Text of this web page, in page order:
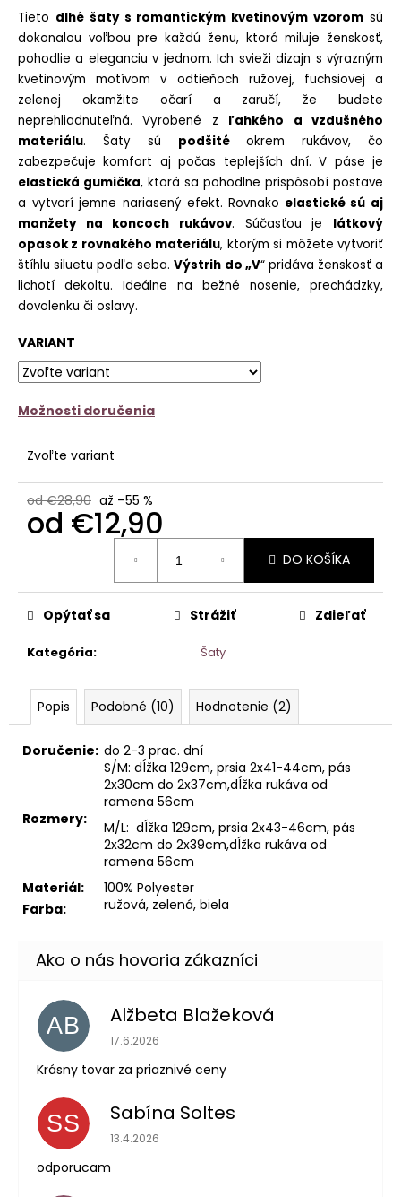
5
hviezdičiek.
Tieto dlhé šaty s romantickým kvetinovým vzorom sú
dokonalou voľbou pre každú ženu, ktorá miluje ženskosť,
pohodlie a eleganciu v jednom. Ich svieži dizajn s výrazným
kvetinovým motívom v odtieňoch ružovej, fuchsiovej a
zelenej okamžite očarí a zaručí, že budete
neprehliadnuteľná. Vyrobené z ľahkého a vzdušného
materiálu. Šaty sú podšitéokrem rukávov, čo
zabezpečuje komfort aj počas teplejších dní. V páse je
elastická gumička, ktorá sa pohodlne prispôsobí postave
a vytvorí jemne nariasený efekt. Rovnako elastické sú aj
manžety na koncoch rukávov. Súčasťou je látkový
opasok z rovnakého materiálu, ktorým si môžete vytvoriť
štíhlu siluetu podľa seba.Výstrih do „V“ pridáva ženskosť a
lichotí dekoltu. Ideálne na bežné nosenie, prechádzky,
dovolenku či oslavy.
VARIANT
Možnosti doručenia
Zvoľte variant
od €28,90 až –55 %
od €12,90
DO KOŠÍKA
Kategória: Šaty
Opýtať sa Strážiť Zdieľať
Popis Podobné (10) Hodnotenie (2)
Doručenie: do 2-3 prac. dní
Rozmery:
S/M: dĺžka 129cm, prsia 2x41-44cm, pás
2x30cm do 2x37cm,dĺžka rukáva od
ramena 56cm
M/L: dĺžka 129cm, prsia 2x43-46cm, pás
2x32cm do 2x39cm,dĺžka rukáva od
ramena 56cm
Materiál:
100% Polyester
Farba:
ružová, zelená, biela
AB Alžbeta Blažeková
Hodnotenie obchodu je 5 z 5 hviezdičiek.
17.6.2026
Krásny tovar za priaznivé ceny
SS Sabína Soltes
Hodnotenie obchodu je 5 z 5 hviezdičiek.
13.4.2026
odporucam
a
m
e
SATÉNOVÝ
PYŽAMOVÝ
TROJKOMPLET
-
ČIERNY
€22,90
Pôvodne:
€27,90